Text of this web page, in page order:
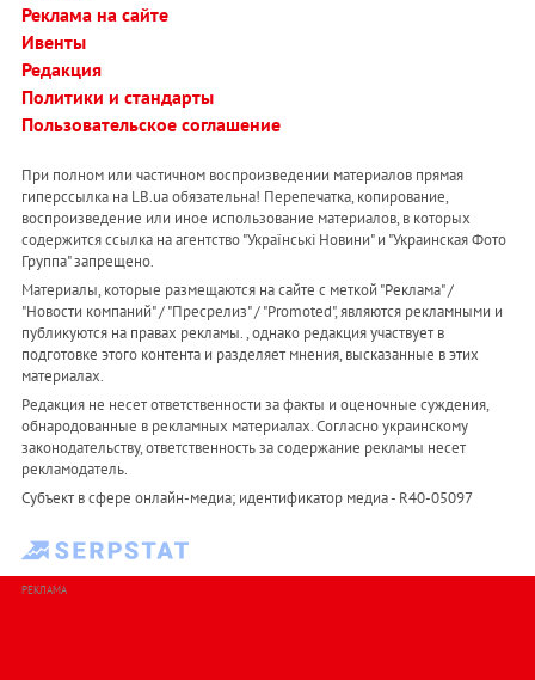
Реклама на сайте
Ивенты
Редакция
Политики и стандарты
Пользовательское соглашение
При полном или частичном воспроизведении материалов прямая
гиперссылка на LB.ua обязательна! Перепечатка, копирование,
воспроизведение или иное использование материалов, в которых
содержится ссылка на агентство "Українськi Новини" и "Украинская Фото
Группа" запрещено.
Материалы, которые размещаются на сайте с меткой "Реклама" /
"Новости компаний" / "Пресрелиз" / "Promoted", являются рекламными и
публикуются на правах рекламы. , однако редакция участвует в
подготовке этого контента и разделяет мнения, высказанные в этих
материалах.
Редакция не несет ответственности за факты и оценочные суждения,
обнародованные в рекламных материалах. Согласно украинскому
законодательству, ответственность за содержание рекламы несет
рекламодатель.
Субъект в сфере онлайн-медиа; идентификатор медиа - R40-05097
РЕКЛАМА